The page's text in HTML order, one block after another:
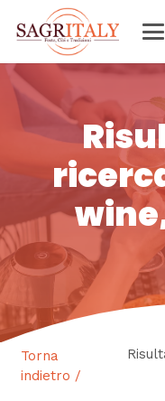
Torna
indietro /